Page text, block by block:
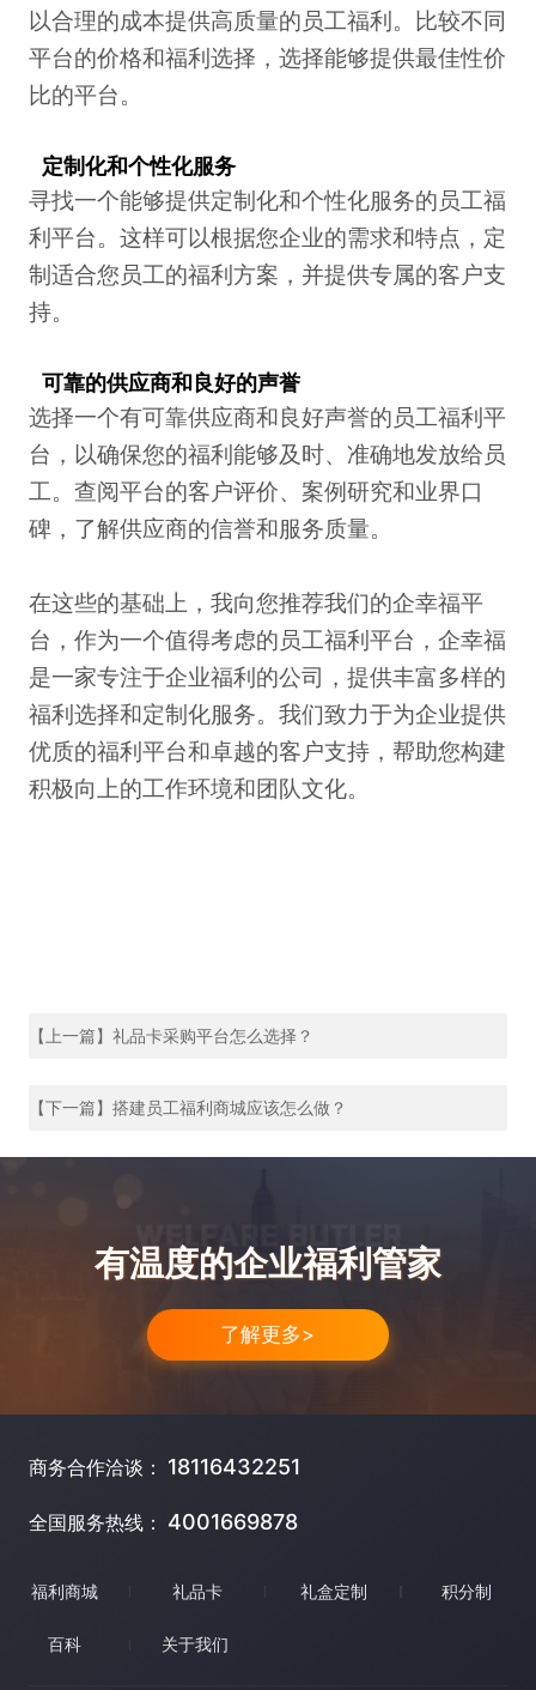
以合理的成本提供高质量的员工福利。比较不同
平台的价格和福利选择，选择能够提供最佳性价
比的平台。
定制化和个性化服务
寻找一个能够提供定制化和个性化服务的员工福
利平台。这样可以根据您企业的需求和特点，定
制适合您员工的福利方案，并提供专属的客户支
持。
可靠的供应商和良好的声誉
选择一个有可靠供应商和良好声誉的员工福利平
台，以确保您的福利能够及时、准确地发放给员
工。查阅平台的客户评价、案例研究和业界口
碑，了解供应商的信誉和服务质量。
在这些的基础上，我向您推荐我们的企幸福平
台，作为一个值得考虑的员工福利平台，企幸福
是一家专注于企业福利的公司，提供丰富多样的
福利选择和定制化服务。我们致力于为企业提供
优质的福利平台和卓越的客户支持，帮助您构建
积极向上的工作环境和团队文化。
【上一篇】礼品卡采购平台怎么选择？
【下一篇】搭建员工福利商城应该怎么做？
有温度的企业福利管家
了解更多>
商务合作洽谈： 18116432251
全国服务热线： 4001669878
福利商城 礼品卡 礼盒定制 积分制
百科 关于我们